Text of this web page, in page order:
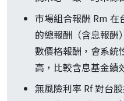
市場組合報酬 Rm 在
的總報酬（含息報酬
數價格報酬，會系統
高，比較含息基金績
無風險利率 Rf 對台